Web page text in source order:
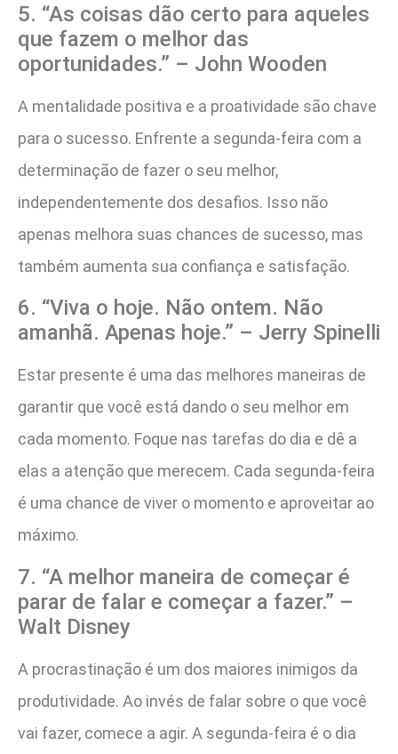
5. “As coisas dão certo para aqueles
que fazem o melhor das
oportunidades.” – John Wooden
A mentalidade positiva e a proatividade são chave
para o sucesso. Enfrente a segunda-feira com a
determinação de fazer o seu melhor,
independentemente dos desafios. Isso não
apenas melhora suas chances de sucesso, mas
também aumenta sua confiança e satisfação.
6. “Viva o hoje. Não ontem. Não
amanhã. Apenas hoje.” – Jerry Spinelli
Estar presente é uma das melhores maneiras de
garantir que você está dando o seu melhor em
cada momento. Foque nas tarefas do dia e dê a
elas a atenção que merecem. Cada segunda-feira
é uma chance de viver o momento e aproveitar ao
máximo.
7. “A melhor maneira de começar é
parar de falar e começar a fazer.” –
Walt Disney
A procrastinação é um dos maiores inimigos da
produtividade. Ao invés de falar sobre o que você
vai fazer, comece a agir. A segunda-feira é o dia